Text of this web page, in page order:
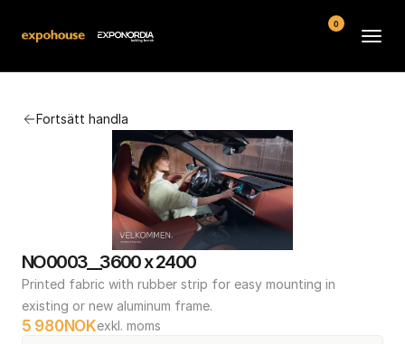
Fortsätt handla
NO0003__3600 x 2400
Printed fabric with rubber strip for easy mounting in
existing or new aluminum frame.
5 980NOKexkl. moms
Kontakt
Köpvillkor
0